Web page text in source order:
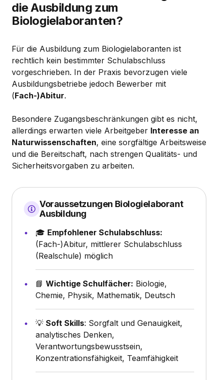
die Ausbildung zum
Biologielaboranten?
Für die Ausbildung zum Biologielaboranten ist
rechtlich kein bestimmter Schulabschluss
vorgeschrieben. In der Praxis bevorzugen viele
Ausbildungsbetriebe jedoch Bewerber mit
(Fach-)Abitur.
Besondere Zugangsbeschränkungen gibt es nicht,
allerdings erwarten viele Arbeitgeber Interesse an
Naturwissenschaften, eine sorgfältige Arbeitsweise
und die Bereitschaft, nach strengen Qualitäts- und
Sicherheitsvorgaben zu arbeiten.
Voraussetzungen Biologielaborant
Ausbildung
🎓 Empfohlener Schulabschluss:
(Fach-)Abitur, mittlerer Schulabschluss
(Realschule) möglich
📘 Wichtige Schulfächer: Biologie,
Chemie, Physik, Mathematik, Deutsch
💡 Soft Skills: Sorgfalt und Genauigkeit,
analytisches Denken,
Verantwortungsbewusstsein,
Konzentrationsfähigkeit, Teamfähigkeit